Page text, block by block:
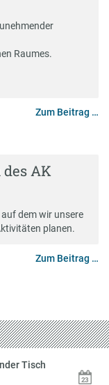
Raumes.
Zum Beitrag …
AK
dem wir unsere
planen.
Zum Beitrag …
Tisch